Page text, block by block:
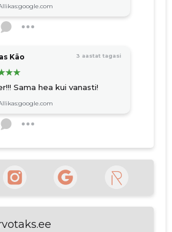
Käo 3 aastat tagasi
Sama hea kui vanasti!
Allikas:google.com